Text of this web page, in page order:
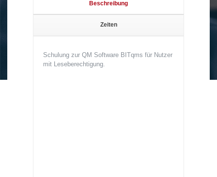
Beschreibung
Zeiten
Schulung zur QM Software BITqms für Nutzer
mit Leseberechtigung.